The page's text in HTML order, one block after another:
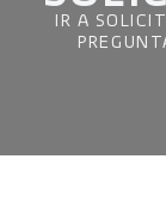
IR A